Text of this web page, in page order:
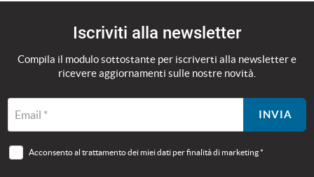
Iscriviti alla newsletter
Compila il modulo sottostante per iscriverti alla newsletter e
ricevere aggiornamenti sulle nostre novità.
Email * INVIA
Acconsento al trattamento dei miei dati per finalità di marketing *